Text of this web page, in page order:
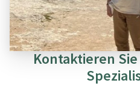
Kontaktieren